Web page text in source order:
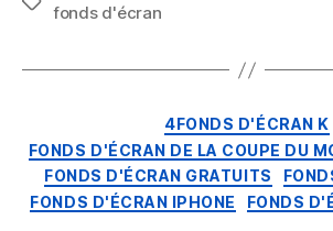
fonds d'écran
Catégories
4FONDS D'ÉCRAN K
FONDS D'ÉCRAN DE LA COUPE DU
FONDS D'ÉCRAN GRATUITS
FONDS D'ÉCRAN IPHONE
FONDS